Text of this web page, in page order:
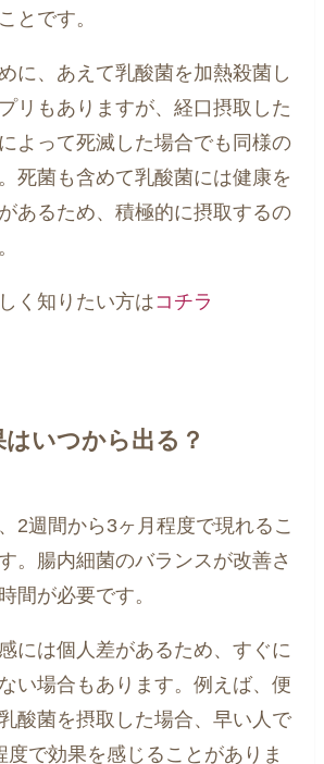
とです。
に、あえて乳酸菌を加熱殺菌し
リもありますが、経口摂取した
よって死滅した場合でも同様の
死菌も含めて乳酸菌には健康を
あるため、積極的に摂取するの
く知りたい方はコチラ
いつから出る？
2週間から3ヶ月程度で現れるこ
。腸内細菌のバランスが改善さ
間が必要です。
には個人差があるため、すぐに
い場合もあります。例えば、便
酸菌を摂取した場合、早い人で
度で効果を感じることがありま